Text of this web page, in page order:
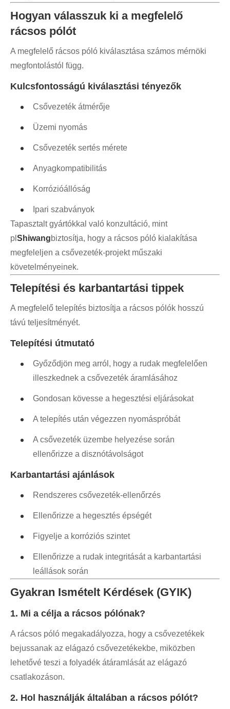
Hogyan válasszuk ki a megfelelő
rácsos pólót
A megfelelő rácsos póló kiválasztása számos mérnöki
megfontolástól függ.
Kulcsfontosságú kiválasztási tényezők
Csővezeték átmérője
Üzemi nyomás
Csővezeték sertés mérete
Anyagkompatibilitás
Korrózióállóság
Ipari szabványok
Tapasztalt gyártókkal való konzultáció, mint
pl Shiwangbiztosítja, hogy a rácsos póló kialakítása
megfeleljen a csővezeték-projekt műszaki
követelményeinek.
Telepítési és karbantartási tippek
A megfelelő telepítés biztosítja a rácsos pólók hosszú
távú teljesítményét.
Telepítési útmutató
Győződjön meg arról, hogy a rudak megfelelően
illeszkednek a csővezeték áramlásához
Gondosan kövesse a hegesztési eljárásokat
A telepítés után végezzen nyomáspróbát
A csővezeték üzembe helyezése során
ellenőrizze a disznótávolságot
Karbantartási ajánlások
Rendszeres csővezeték-ellenőrzés
Ellenőrizze a hegesztés épségét
Figyelje a korróziós szintet
Ellenőrizze a rudak integritását a karbantartási
leállások során
Gyakran Ismételt Kérdések (GYIK)
1. Mi a célja a rácsos pólónak?
A rácsos póló megakadályozza, hogy a csővezetékek
bejussanak az elágazó csővezetékekbe, miközben
lehetővé teszi a folyadék átáramlását az elágazó
csatlakozáson.
2. Hol használják általában a rácsos pólót?